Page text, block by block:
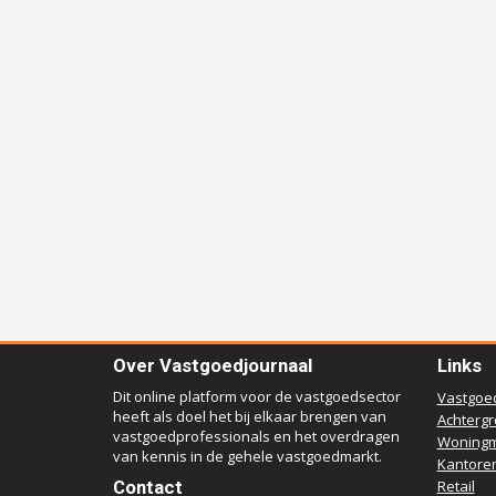
Over Vastgoedjournaal
Dit online platform voor de vastgoedsector
heeft als doel het bij elkaar brengen van
vastgoedprofessionals en het overdragen
van kennis in de gehele vastgoedmarkt.
Contact
Links
Retail